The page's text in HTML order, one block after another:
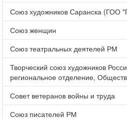
Союз художников Саранска (ГОО
Союз женщин
Союз театральных деятелей РМ
Творческий союз художников
региональное отделение,
Совет ветеранов войны и труда
Союз писателей РМ